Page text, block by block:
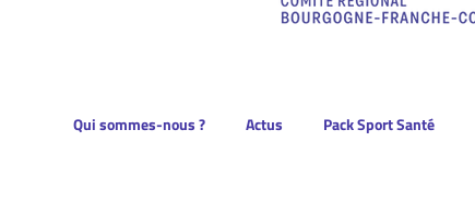
Qui sommes-nous ? Actus Pack Sport Santé